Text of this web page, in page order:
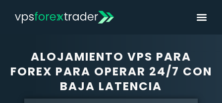
ALOJAMIENTO VPS PARA
FOREX PARA OPERAR 24/7 CON
BAJA LATENCIA